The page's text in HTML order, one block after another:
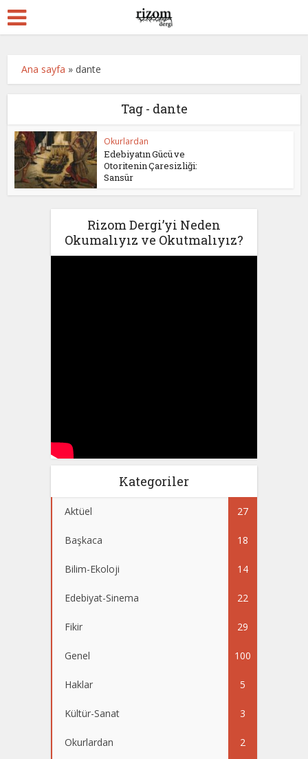
Ana sayfa » dante
Tag - dante
Okurlardan
Edebiyatın Gücü ve
Otoritenin Çaresizliği:
Sansür
Rizom Dergi’yi Neden
Okumalıyız ve Okutmalıyız?
Kategoriler
Aktüel 27
Başkaca 18
Bilim-Ekoloji 14
Edebiyat-Sinema 22
Fikir 29
Genel 100
Haklar 5
Kültür-Sanat 3
Okurlardan 2